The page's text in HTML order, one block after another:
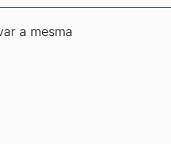
a mesma